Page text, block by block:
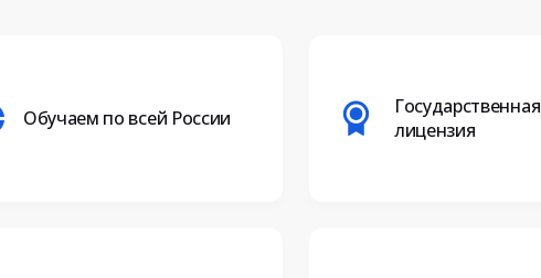
Обучаем по всей России
Государственная
лицензия